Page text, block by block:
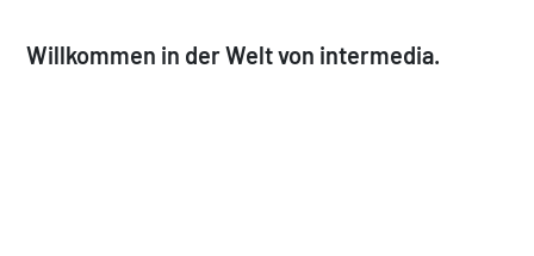
Willkommen in der Welt von intermedia.